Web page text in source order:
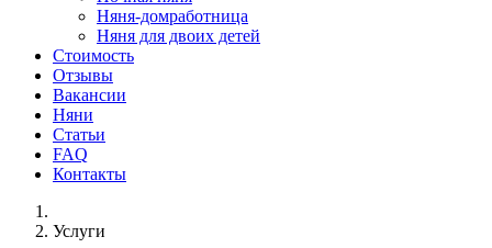
Няня-домработница
Няня для двоих детей
Стоимость
Отзывы
Вакансии
Няни
Статьи
FAQ
Контакты
Услуги